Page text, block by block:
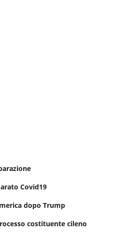
Covid19
dopo Trump
costituente cileno